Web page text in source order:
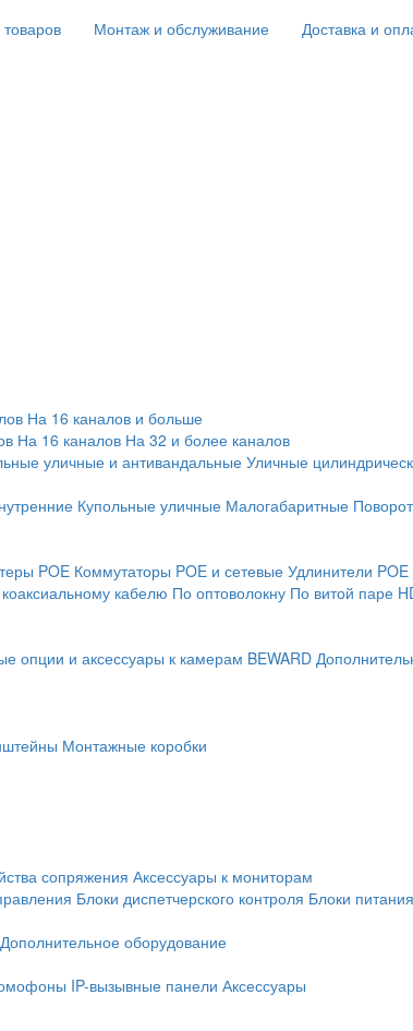
товаров Монтаж и обслуживание Доставка и
На 16 каналов и больше
На 16 каналов На 32 и более каналов
уличные и антивандальныеУличные
Купольные уличные Малогабаритные
POE Коммутаторы POE и сетевые Удлинители POE
кабелю По оптоволокну По витой паре
опции и аксессуары к камерам BEWARD
Монтажные коробки
сопряжения Аксессуары к мониторам
Блоки диспетчерского контроля Блоки питания
Дополнительное оборудование
IP-вызывные панели Аксессуары